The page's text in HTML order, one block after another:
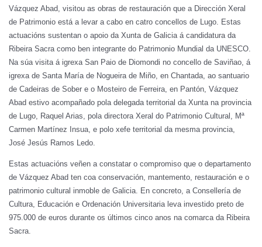
Vázquez Abad, visitou as obras de restauración que a Dirección Xeral
de Patrimonio está a levar a cabo en catro concellos de Lugo. Estas
actuacións sustentan o apoio da Xunta de Galicia á candidatura da
Ribeira Sacra como ben integrante do Patrimonio Mundial da UNESCO.
Na súa visita á igrexa San Paio de Diomondi no concello de Saviñao, á
igrexa de Santa María de Nogueira de Miño, en Chantada, ao santuario
de Cadeiras de Sober e o Mosteiro de Ferreira, en Pantón, Vázquez
Abad estivo acompañado pola delegada territorial da Xunta na provincia
de Lugo, Raquel Arias, pola directora Xeral do Patrimonio Cultural, Mª
Carmen Martínez Insua, e polo xefe territorial da mesma provincia,
José Jesús Ramos Ledo.
Estas actuacións veñen a constatar o compromiso que o departamento
de Vázquez Abad ten coa conservación, mantemento, restauración e o
patrimonio cultural inmoble de Galicia. En concreto, a Consellería de
Cultura, Educación e Ordenación Universitaria leva investido preto de
975.000 de euros durante os últimos cinco anos na comarca da Ribeira
Sacra.